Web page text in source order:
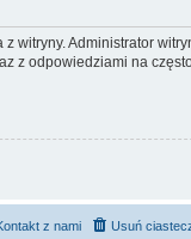
witryny. Administrator
z odpowiedziami na
Usuń
z nami